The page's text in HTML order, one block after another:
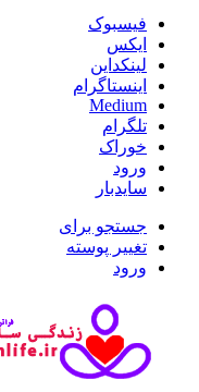
فیسبوک
ایکس
لینکداین
اینستاگرام
Medium
تلگرام
خوراک
ورود
سایدبار
جستجو برای
تغییر پوسته
ورود